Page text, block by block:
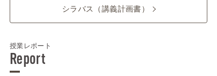
シラバス（講義計画書）
授業レポート
Report